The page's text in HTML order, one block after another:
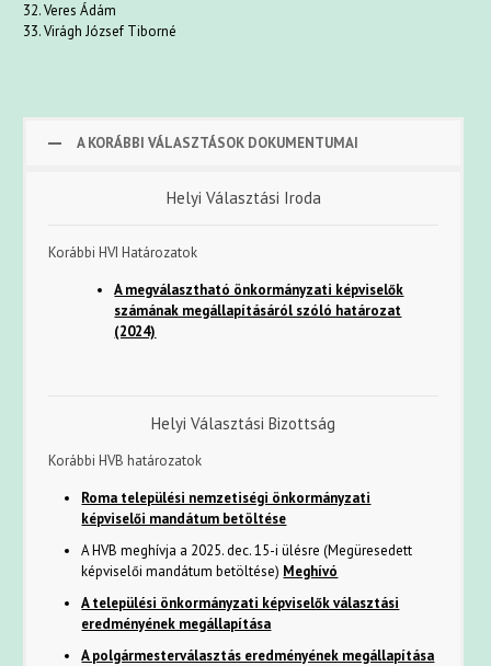
32. Veres Ádám
33. Virágh József Tiborné
A KORÁBBI VÁLASZTÁSOK DOKUMENTUMAI
Helyi Választási Iroda
Korábbi HVI Határozatok
A megválasztható önkormányzati képviselők
számának megállapításáról szóló határozat
(2024)
Helyi Választási Bizottság
Korábbi HVB határozatok
Roma települési nemzetiségi önkormányzati
képviselői mandátum betöltése
A HVB meghívja a 2025. dec. 15-i ülésre (Megüresedett
képviselői mandátum betöltése) Meghívó
A települési önkormányzati képviselők választási
eredményének megállapítása
A polgármesterválasztás eredményének megállapítása